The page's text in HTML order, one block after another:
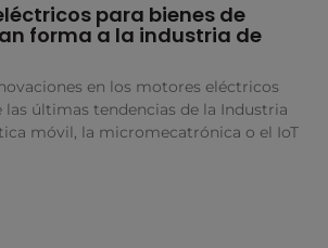
para bienes de
forma a la industria de
en los motores eléctricos
las últimas tendencias de la Industria
móvil, la micromecatrónica o el IoT